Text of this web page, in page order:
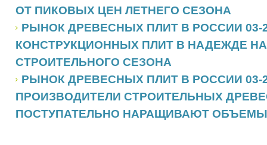
ОТ ПИКОВЫХ ЦЕН ЛЕТНЕГО СЕЗОНА
РЫНОК ДРЕВЕСНЫХ ПЛИТ В РОССИИ 03-
КОНСТРУКЦИОННЫХ ПЛИТ В НАДЕЖДЕ
СТРОИТЕЛЬНОГО СЕЗОНА
РЫНОК ДРЕВЕСНЫХ ПЛИТ В РОССИИ 03-
ПРОИЗВОДИТЕЛИ СТРОИТЕЛЬНЫХ
ПОСТУПАТЕЛЬНО НАРАЩИВАЮТ